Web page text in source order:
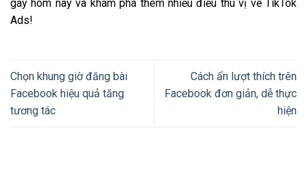
gay hôm nay và khám phá thêm nhiều điều thú vị về TikTok
Ads!
Chọn khung giờ đăng bài
Facebook hiệu quả tăng
tương tác
Cách ẩn lượt thích trên
Facebook đơn giản, dễ thực
hiện